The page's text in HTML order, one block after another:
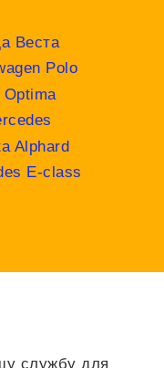
службу для